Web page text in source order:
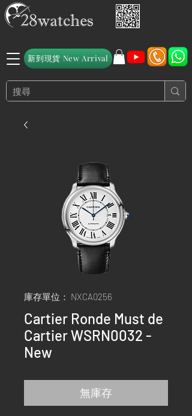
新到現貨 New Arrival
庫存單位： NXCA0256
Cartier Ronde Must de
Cartier WSRN0032 -
New
無庫存